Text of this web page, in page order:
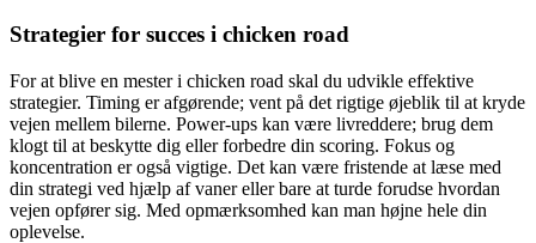
Strategier for succes i chicken road
For at blive en mester i chicken road skal du udvikle effektive
strategier. Timing er afgørende; vent på det rigtige øjeblik til at kryde
vejen mellem bilerne. Power-ups kan være livreddere; brug dem
klogt til at beskytte dig eller forbedre din scoring. Fokus og
koncentration er også vigtige. Det kan være fristende at læse med
din strategi ved hjælp af vaner eller bare at turde forudse hvordan
vejen opfører sig. Med opmærksomhed kan man højne hele din
oplevelse.